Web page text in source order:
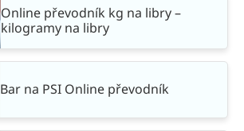
Online převodník kg na libry –
kilogramy na libry
Bar na PSI Online převodník